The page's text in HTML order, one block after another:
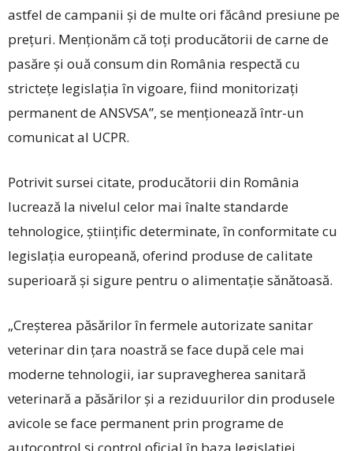
astfel de campanii şi de multe ori făcând presiune pe
preţuri. Menţionăm că toţi producătorii de carne de
pasăre şi ouă consum din România respectă cu
stricteţe legislaţia în vigoare, fiind monitorizaţi
permanent de ANSVSA”, se menţionează într-un
comunicat al UCPR.
Potrivit sursei citate, producătorii din România
lucrează la nivelul celor mai înalte standarde
tehnologice, ştiinţific determinate, în conformitate cu
legislaţia europeană, oferind produse de calitate
superioară şi sigure pentru o alimentaţie sănătoasă.
„Creşterea păsărilor în fermele autorizate sanitar
veterinar din ţara noastră se face după cele mai
moderne tehnologii, iar supravegherea sanitară
veterinară a păsărilor şi a reziduurilor din produsele
avicole se face permanent prin programe de